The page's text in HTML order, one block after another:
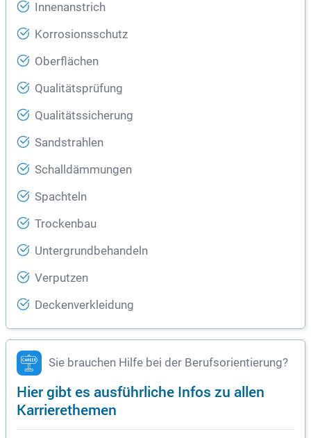
Innenanstrich
Korrosionsschutz
Oberflächen
Qualitätsprüfung
Qualitätssicherung
Sandstrahlen
Schalldämmungen
Spachteln
Trockenbau
Untergrundbehandeln
Verputzen
Deckenverkleidung
Sie brauchen Hilfe bei der Berufsorientierung?
Hier gibt es ausführliche Infos zu allen
Karrierethemen